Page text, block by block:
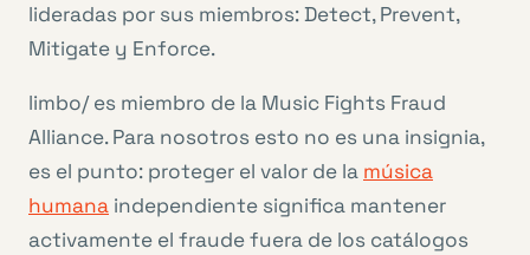
lideradas por sus miembros: Detect, Prevent,
Mitigate y Enforce.
limbo/ es miembro de la Music Fights Fraud
Alliance. Para nosotros esto no es una insignia,
es el punto: proteger el valor de la música
humana independiente significa mantener
activamente el fraude fuera de los catálogos